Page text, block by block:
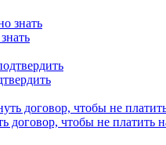
договор, чтобы не платить